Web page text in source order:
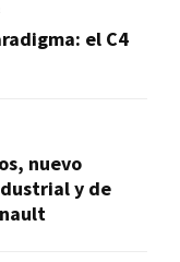
el C4
nuevo
y de